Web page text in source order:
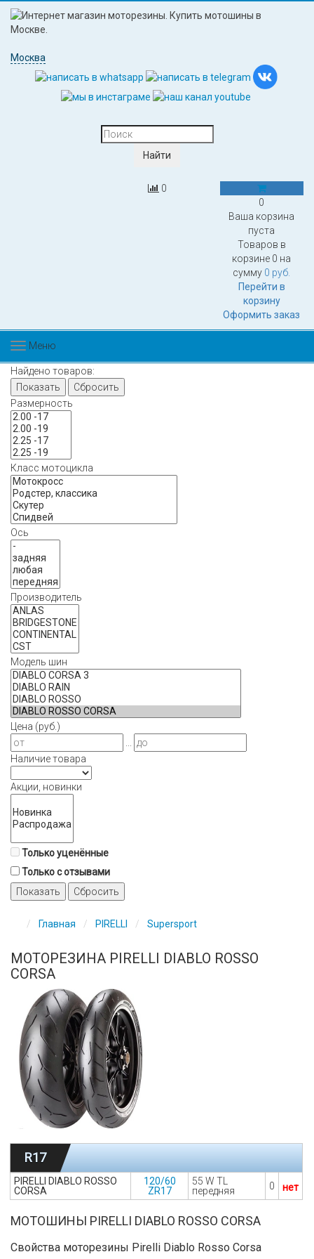
Москва
0
Ваша корзина
пуста
Товаров в
корзине 0 на
сумму 0 руб.
Перейти в
корзину
Оформить заказ
0
Меню
Найдено товаров:
Показать
Сбросить
Размерность
Класс мотоцикла
Ось
Производитель
Модель шин
Цена (руб.)
...
Наличие товара
Акции, новинки
Только уценённые
Только с отзывами
Показать
Сбросить
Главная PIRELLI Supersport
МОТОРЕЗИНА PIRELLI DIABLO ROSSO
CORSA
R17
PIRELLI DIABLO ROSSO
CORSA
120/60
ZR17
55 W TL
передняя
0 нет
МОТОШИНЫ PIRELLI DIABLO ROSSO CORSA
Свойства моторезины Pirelli Diablo Rosso Corsa